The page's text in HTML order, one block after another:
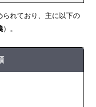
られており、主に以下の
）。